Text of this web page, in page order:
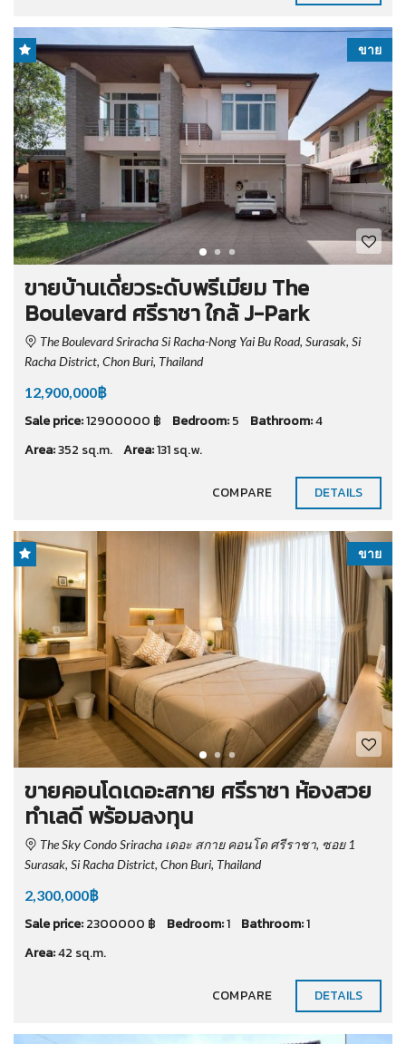
ขาย
ขายบ้านเดี่ยวระดับพรีเมียม The
Boulevard ศรีราชา ใกล้ J-Park
The Boulevard Sriracha Si Racha-Nong Yai Bu Road, Surasak, Si
Racha District, Chon Buri, Thailand
12,900,000฿
Sale price:12900000 ฿ Bedroom:5 Bathroom:4
Area:352 sq.m. Area:131 sq.w.
COMPARE DETAILS
ขาย
ขายคอนโดเดอะสกาย ศรีราชา ห้องสวย
ทำเลดี พร้อมลงทุน
The Sky Condo Sriracha เดอะ สกาย คอนโด ศรีราชา, ซอย 1
Surasak, Si Racha District, Chon Buri, Thailand
2,300,000฿
Sale price:2300000 ฿ Bedroom:1 Bathroom:1
Area:42 sq.m.
COMPARE DETAILS